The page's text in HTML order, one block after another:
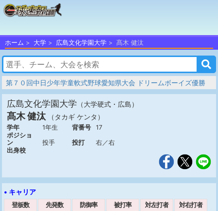
ホーム 大学 広島文化学園大学 髙木 健汰
第７０回中日少年学童軟式野球愛知県大会 ドリームボーイズ優勝
広島文化学園大学 （大学硬式・広島）
髙木 健汰 （タカギ ケンタ）
学年 1年生 背番号
17
ポジショ
ン
投手 投打
右／右
出身校
• キャリア
登板数 先発数 防御率 被打率 対左打者 対右打者